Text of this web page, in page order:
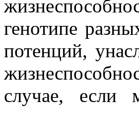
генотипе
потенций,
случае, если